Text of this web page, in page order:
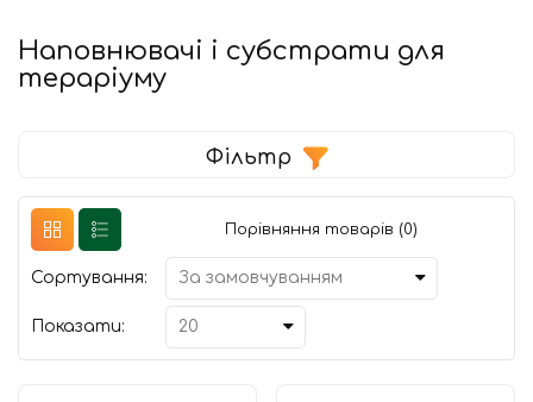
Наповнювачі і субстрати для
тераріуму
Фільтр
Порівняння товарів (0)
Сортування:
Показати: